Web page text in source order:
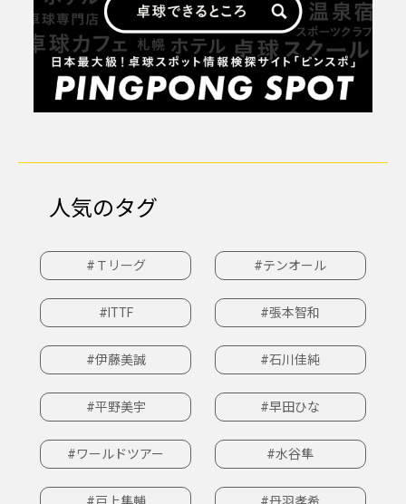
人気のタグ
#Ｔリーグ #テンオール
#ITTF #張本智和
#伊藤美誠 #石川佳純
#平野美宇 #早田ひな
#ワールドツアー #水谷隼
#戸上隼輔 #丹羽孝希